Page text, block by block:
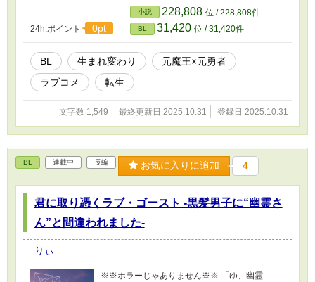
を探し、少し悪い男にばかり吸い寄せられる洸。そんな洸のそばに
は、ド・真面目、ド・誠実、ド・堅物、虫も殺せない幼馴染がい
た…… 「なあ、女神様、目印くらいは欲しかったな……！！」
―― 勇者の為に世界を滅ぼしたかった元魔王×ちょいワル元魔王を
探してふらふらする元勇者
24h.ポイント 0pt
小説 228,808 位 / 228,808件
BL 31,420 位 / 31,420件
BL 生まれ変わり
元魔王×元勇者
ラブコメ
転生
文字数 1,549 最終更新日 2025.10.31 登録日 2025.10.31
BL 連載中 長編 お気に入りに追加 4
君に取り憑くラブ・ゴースト -黒髪男子に“幽霊さ
ん”と間違われました-
りぃ
※※ホラーじゃありません※※ 「ゆ、幽霊……